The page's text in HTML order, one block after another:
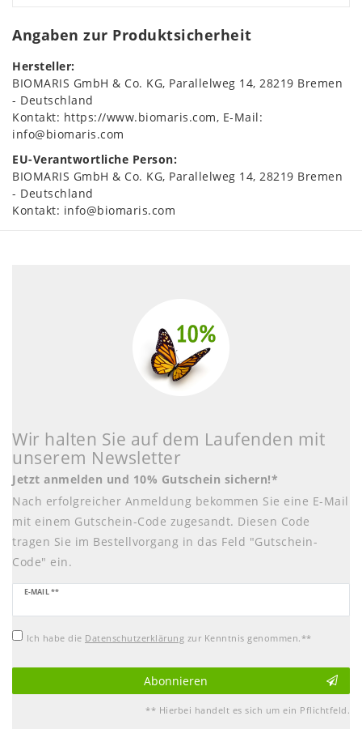
Angaben zur Produktsicherheit
Hersteller:
BIOMARIS GmbH & Co. KG Parallelweg 14 28219 Bremen
Deutschland
Kontakt: https://www.biomaris.com E-Mail:
info@biomaris.com
EU-Verantwortliche Person:
BIOMARIS GmbH & Co. KG Parallelweg 14 28219 Bremen
Deutschland
Kontakt: info@biomaris.com
Wir halten Sie auf dem Laufenden mit
unserem Newsletter
Jetzt anmelden und 10% Gutschein sichern!*
Nach erfolgreicher Anmeldung bekommen Sie eine E-Mail
mit einem Gutschein-Code zugesandt. Diesen Code
tragen Sie im Bestellvorgang in das Feld "Gutschein-
Code" ein.
E-MAIL **
Newsletter
Honig
Ich habe die Daten­schutz­erklärung zur Kenntnis genommen.**
Abonnieren
** Hierbei handelt es sich um ein Pflichtfeld.